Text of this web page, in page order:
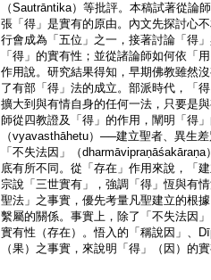
（Sautrāntika）等批評。本稿試著從論
張「得」是實有的原由。內文先探討心
行會成為「五位」之一，接著討論「得
「得」的實有性；並從諸論師如何依「
作用說。研究結果得知，早期佛教雖然
了有部「得」法的成立。部派時代，「
擴大到與有情自身的任何一法，只要是
師從四教證及「得」的作用，闡明「得
（vyavasthāhetu）──建立聖者、異生
「不失法因」（
底有所不同。從「存在」作用來說，「
宗說「三世實有」，強調「得」恆與有
聖法」之事實，優先考量凡聖建立的根
繫屬的關係。事實上，除了「不失法因
實有性（存在）。悟入的「稱說因」、
（果）之事實，來說明「得」（因）的